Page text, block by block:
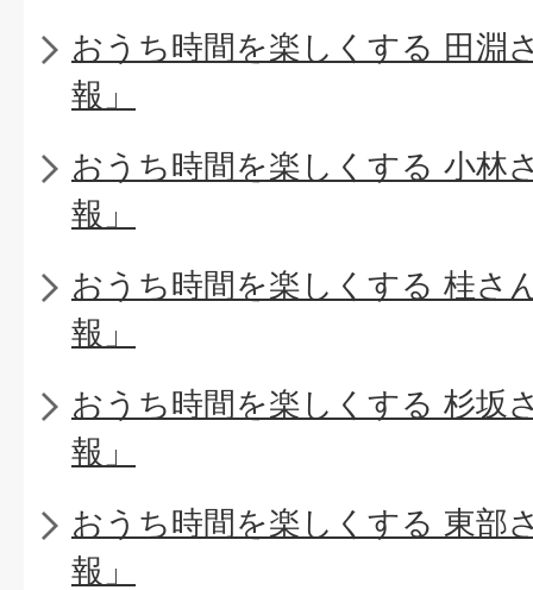
おうち時間を楽しくする 田淵
報」
おうち時間を楽しくする 小林
報」
おうち時間を楽しくする 桂さ
報」
おうち時間を楽しくする 杉坂
報」
おうち時間を楽しくする 東部
報」